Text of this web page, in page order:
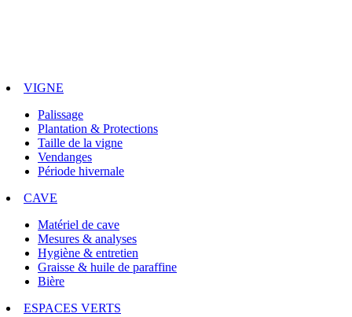
VIGNE
Palissage
Plantation & Protections
Taille de la vigne
Vendanges
Période hivernale
CAVE
Matériel de cave
Mesures & analyses
Hygiène & entretien
Graisse & huile de paraffine
Bière
ESPACES VERTS